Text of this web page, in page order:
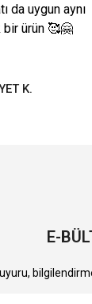
da uygun aynı
bir ürün 🥰🤗
K.
E-